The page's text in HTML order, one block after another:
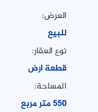
العرض:
للبيع
نوع العقار:
قطعة ارض
المساحة:
550 متر مربع